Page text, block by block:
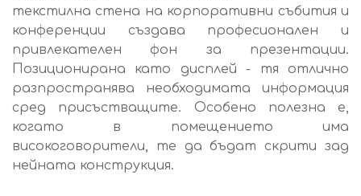
текстилна стена на корпоративни събития и
конференции създава професионален и
привлекателен фон за презентации.
Позиционирана като дисплей - тя отлично
разпространява необходимата информация
сред присъстващите. Особено полезна е,
когато в помещението има
високоговорители, те да бъдат скрити зад
нейната конструкция.